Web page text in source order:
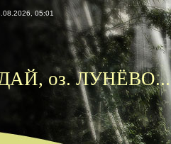
05:01
оз. ЛУНЁВО...